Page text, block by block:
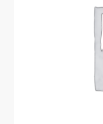
Юридические данные